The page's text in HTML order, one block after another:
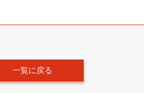
一覧に戻る